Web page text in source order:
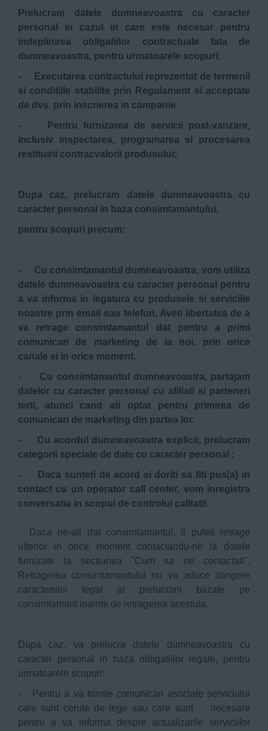
Prelucram datele dumneavoastra cu caracter
personal in cazul in care este necesar pentru
indeplinirea obligatiilor contractuale fata de
dumneavoastra, pentru urmatoarele scopuri:
- Executarea contractului reprezentat de termenii
si conditiile stabilite prin Regulament si acceptate
de dvs. prin inscrierea in campanie
- Pentru furnizarea de servicii post-vanzare,
inclusiv inspectarea, programarea si procesarea
restituirii contracvalorii produsului;
Dupa caz, prelucram datele dumneavoastra cu
caracter personal in baza consimtamantului,
pentru scopuri precum:
- Cu consimtamantul dumneavoastra, vom utiliza
datele dumneavoastra cu caracter personal pentru
a va informa in legatura cu produsele si serviciile
noastre prin email sau telefon. Aveti libertatea de a
va retrage consimtamantul dat pentru a primi
comunicari de marketing de la noi, prin orice
canale si in orice moment.
- Cu consimtamantul dumneavoastra, partajam
datelor cu caracter personal cu afiliati si parteneri
terti, atunci cand ati optat pentru primirea de
comunicari de marketing din partea lor.
- Cu acordul dumneavoastra explicit, prelucram
categorii speciale de date cu caracter personal ;
- Daca sunteti de acord si doriti sa fiti pus(a) in
contact cu un operator call center, vom inregistra
conversatia in scopul de controlul calitatii.
Daca ne-ati dat consimtamantul, il puteti retrage
ulterior in orice moment contactandu-ne la datele
furnizate la sectiunea "Cum sa ne contactati".
Retragerea consimtamantului nu va aduce atingere
caracterului legal al prelucrarii bazate pe
consimtamant inainte de retragerea acestuia.
Dupa caz, va prelucra datele dumneavoastra cu
caracter personal in baza obligatiilor legale, pentru
urmatoarele scopuri:
- Pentru a va trimite comunicari asociate serviciului
care sunt cerute de lege sau care sunt necesare
pentru a va informa despre actualizarile serviciilor